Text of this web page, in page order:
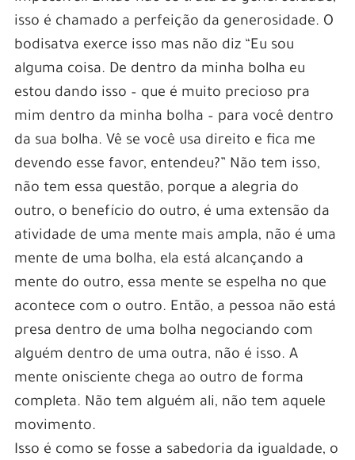
isso é chamado a perfeição da generosidade. O
bodisatva exerce isso mas não diz “Eu sou
alguma coisa. De dentro da minha bolha eu
estou dando isso – que é muito precioso pra
mim dentro da minha bolha – para você dentro
da sua bolha. Vê se você usa direito e fica me
devendo esse favor, entendeu?” Não tem isso,
não tem essa questão, porque a alegria do
outro, o benefício do outro, é uma extensão da
atividade de uma mente mais ampla, não é uma
mente de uma bolha, ela está alcançando a
mente do outro, essa mente se espelha no que
acontece com o outro. Então, a pessoa não está
presa dentro de uma bolha negociando com
alguém dentro de uma outra, não é isso. A
mente onisciente chega ao outro de forma
completa. Não tem alguém ali, não tem aquele
movimento.
Isso é como se fosse a sabedoria da igualdade, o